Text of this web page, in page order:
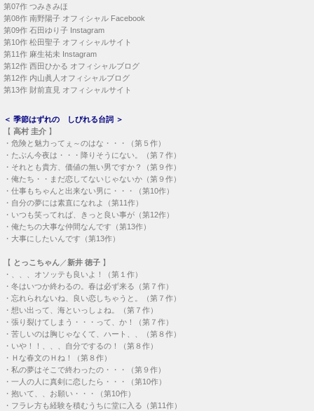
第07作 つみきみほ
第08作 南野陽子 オフィシャル Facebook
第09作 石田ゆり子 Instagram
第10作 松田聖子 オフィシャルサイト
第11作 麻生祐未 Instagram
第12作 西田ひかる オフィシャルブログ
第12作 内山眞人オフィシャルブログ
第13作 財前直見 オフィシャルサイト
＜ 季節はずれの しびれる台詞 ＞
【 高村 圭介 】
・ 危険と魅力ってぇ～のはな・・・（第５作）
・ たぶん今夜は・・・降りそうにない。（第７作）
・ それとも貴方、価値の無い男ですか？（第９作）
・ 俺たち・・まだ恋してないじゃないか（第９作）
・ 仕事もちゃんと出来ない男に・・・（第10作）
・ 自分の夢には素直になれよ（第11作）
・ いつも笑ってれば、きっと良い事が（第12作）
・ 俺たちの大事な仲間なんです（第13作）
・ 大事にしたいんです（第13作）
【 とっこちゃん ／新井 徳子 】
・
、、、オソッテも良いよ！（第１作）
・ 冬はいつか終わるの。春は必ず来る（第７作）
・ 忘れられないね、良い恋しちゃうと。（第７作）
・ 想い出って、海といっしょね。（第７作）
・ 張り裂けてしまう・・・って、か！（第７作）
・ 苦しいのは胸じゃなくて、ハート、、（第８作）
・ いや！！、、、自分でするの！（第８作）
・ Ｈな春文のＨね！（第８作）
・ 私の夢はそこで終わったの・・・（第９作）
・ 一人の人に真剣に恋したら・・・（第10作）
・ 抱いて、、お願い・・・（第10作）
・ フラレ方も経験を積むうちに堂に入る（第11作）